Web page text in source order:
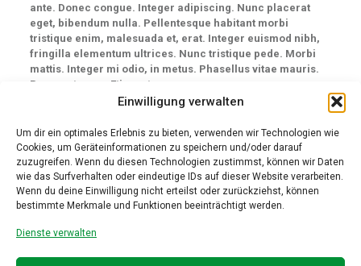
Einwilligung verwalten
Um dir ein optimales Erlebnis zu bieten, verwenden wir Technologien wie
Cookies, um Geräteinformationen zu speichern und/oder darauf
zuzugreifen. Wenn du diesen Technologien zustimmst, können wir Daten
wie das Surfverhalten oder eindeutige IDs auf dieser Website verarbeiten.
Wenn du deine Einwilligung nicht erteilst oder zurückziehst, können
bestimmte Merkmale und Funktionen beeinträchtigt werden.
Dienste verwalten
ante. Donec congue. Integer adipiscing. Nunc placerat
eget, bibendum nulla. Pellentesque habitant morbi
tristique enim, malesuada et, erat. Integer euismod nibh,
fringilla elementum ultrices. Nunc tristique pede. Morbi
mattis. Integer mi odio, in metus. Phasellus vitae mauris.
Praesent nunc. Etiam et.
In hac habitasse platea dictumst. Vestibulum nibh wisi, eu nulla.
Pellentesque habitant morbi tristique senectus et wisi. Sed ut
justo. Sed dolor. Duis sed est. Quisque cursus nunc. Ut aliquet,
dui quis lectus nulla erat id tortor. Cum sociis natoque penatibus
et netus et magnis dis parturient montes, nascetur ridiculus mus.
Praesent volutpat quam ante ullamcorper pede semper
sollicitudin quam molestie augue eu ante. Proin cursus dignissim
justo a diam. Aliquam erat volutpat. Praesent blandit vel, velit.